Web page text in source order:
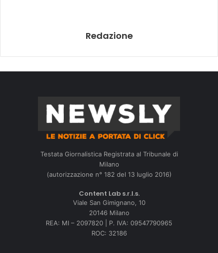
Redazione
Testata Giornalistica Registrata al Tribunale di
Milano
(autorizzazione n° 182 del 13 luglio 2016)
Content Lab s.r.l.s.
Viale San Gimignano, 10
20146 Milano
REA: MI – 2097820 | P. IVA: 09547790965
ROC: 32186